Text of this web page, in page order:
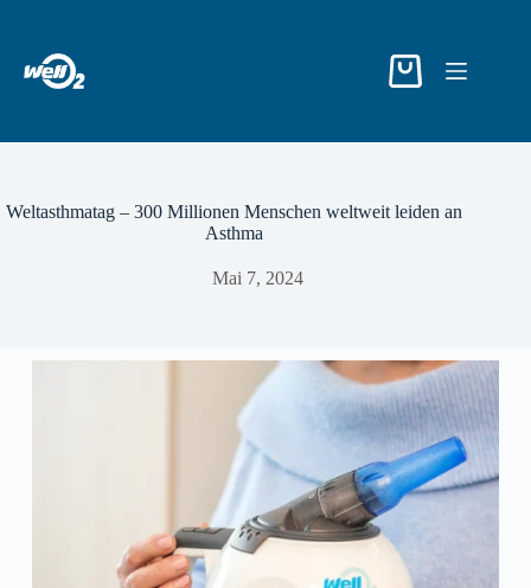
Weltasthmatag – 300 Millionen Menschen weltweit leiden an
Asthma
Mai 7, 2024